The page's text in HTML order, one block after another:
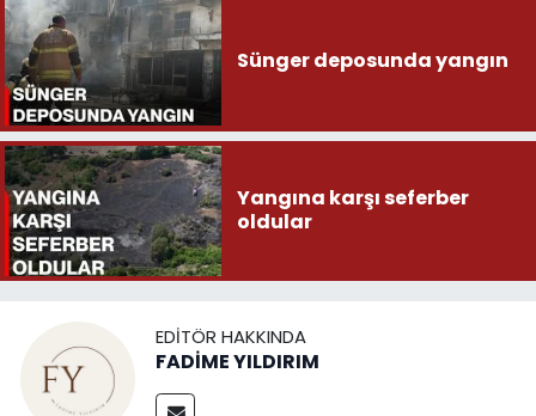
Sünger deposunda yangın
Yangına karşı seferber
oldular
EDITÖR HAKKINDA
FADİME YILDIRIM